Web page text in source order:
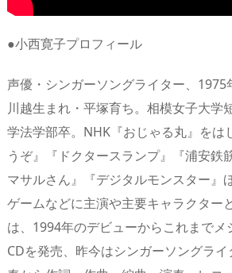
●小西寛子プロフィール
声優・シンガーソングライター、
川越生まれ・平塚育ち。相模女子大学
学法学部卒。NHK『おじゃる丸』をは
うぞ』『ドクタースランプ』『浦安鉄
マサルさん』『デジタルモンスター』
ゲームなどに主演や主要キャラクター
は、1994年のデビューからこれまで
CDを発売、昨今はシンガーソングラ